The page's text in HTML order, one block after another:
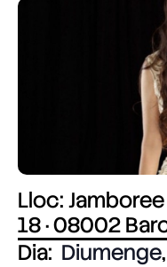
Lloc:
18 · 08002
Dia: Diumenge,